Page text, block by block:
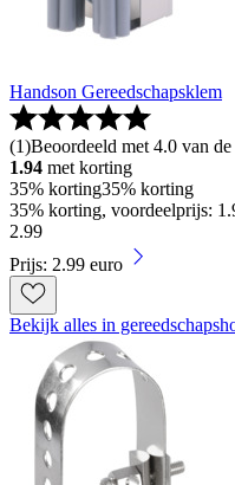
Handson Gereedschapsklem
(1)Beoordeeld met 4.0 van
1.94 met korting
35% korting35% korting
35% korting, voordeelprijs:
2.99
Prijs: 2.99 euro
Bekijk alles in